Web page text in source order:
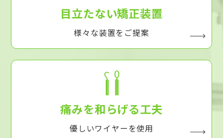
目立たない矯正装置
様々な装置をご提案
痛みを和らげる工夫
優しいワイヤーを使用